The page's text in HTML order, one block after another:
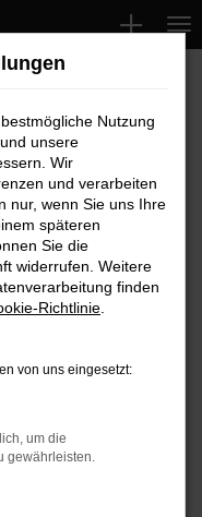
für
Top-
für
Autohaus
Nutzung
unsere
Wir
und verarbeiten
nur, wenn Sie uns Ihre
späteren
Sie die
widerrufen. Weitere
finden
Richtlinie
von uns eingesetzt:
um die
gewährleisten.